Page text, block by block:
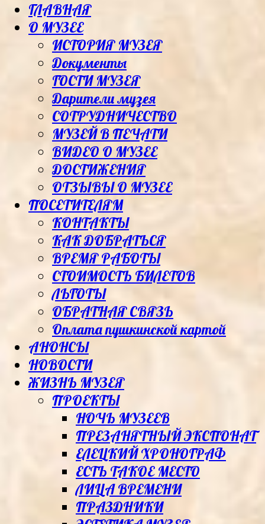
ГЛАВНАЯ
О МУЗЕЕ
ИСТОРИЯ МУЗЕЯ
Документы
ГОСТИ МУЗЕЯ
Дарители музея
СОТРУДНИЧЕСТВО
МУЗЕЙ В ПЕЧАТИ
ВИДЕО О МУЗЕЕ
ДОСТИЖЕНИЯ
ОТЗЫВЫ О МУЗЕЕ
ПОСЕТИТЕЛЯМ
КОНТАКТЫ
КАК ДОБРАТЬСЯ
ВРЕМЯ РАБОТЫ
СТОИМОСТЬ БИЛЕТОВ
ЛЬГОТЫ
ОБРАТНАЯ СВЯЗЬ
Оплата пушкинской картой
АНОНСЫ
НОВОСТИ
ЖИЗНЬ МУЗЕЯ
ПРОЕКТЫ
НОЧЬ МУЗЕЕВ
ПРЕЗАНЯТНЫЙ ЭКСПОНАТ
ЕЛЕЦКИЙ ХРОНОГРАФ
ЕСТЬ ТАКОЕ МЕСТО
ЛИЦА ВРЕМЕНИ
ПРАЗДНИКИ